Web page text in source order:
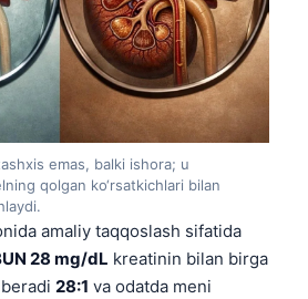
emas, balki ishora; u
qolgan ko‘rsatkichlari bilan
amaliy taqqoslash sifatida
28 mg/dL kreatinin bilan birga
28:1 va odatda meni